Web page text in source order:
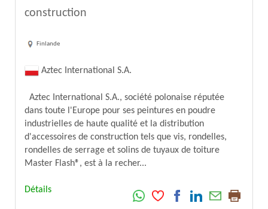
construction
Finlande
Aztec International S.A.
Aztec International S.A., société polonaise réputée
dans toute l'Europe pour ses peintures en poudre
industrielles de haute qualité et la distribution
d'accessoires de construction tels que vis, rondelles,
rondelles de serrage et solins de tuyaux de toiture
Master Flash®, est à la recher...
Détails